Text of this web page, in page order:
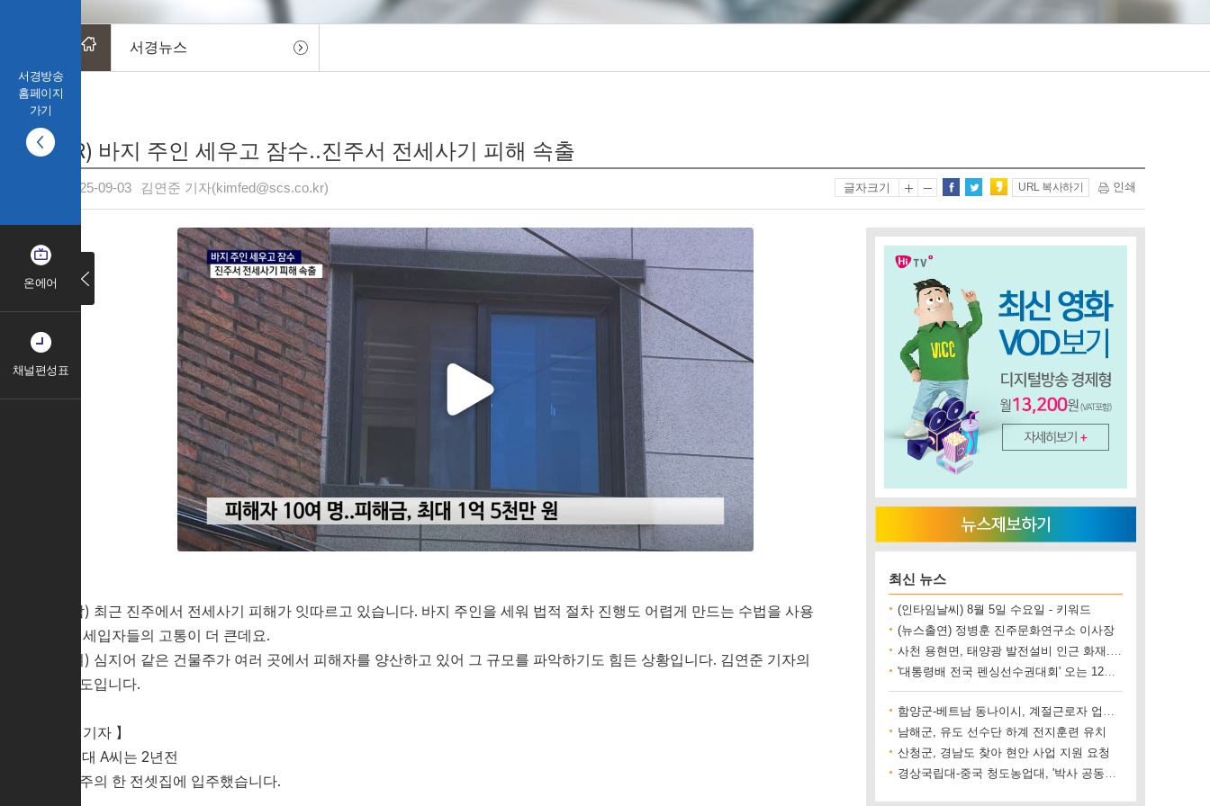
서경방송
홈페이지
가기
온에어
채널편성표
서경뉴스
(R) 바지 주인 세우고 잠수..진주서 전세사기 피해 속출
2025-09-03 김연준 기자(kimfed@scs.co.kr) 글자크기 URL 복사하기 인쇄
(남) 최근 진주에서 전세사기 피해가 잇따르고 있습니다. 바지 주인을 세워 법적 절차 진행도 어렵게 만드는 수법을 사용
해 세입자들의 고통이 더 큰데요.
(여) 심지어 같은 건물주가 여러 곳에서 피해자를 양산하고 있어 그 규모를 파악하기도 힘든 상황입니다. 김연준 기자의
보도입니다.
【 기자 】
20대 A씨는 2년전
진주의 한 전셋집에 입주했습니다.
최신 뉴스
(인타임날씨) 8월 5일 수요일 - 키워드
(뉴스출연) 정병훈 진주문화연구소 이사장
사천 용현면, 태양광 발전설비 인근 화재..재산 피해 500만 원 상당
'대통령배 전국 펜싱선수권대회' 오는 12일 진주에서 개최
함양군-베트남 동나이시, 계절근로자 업무협약 체결
남해군, 유도 선수단 하계 전지훈련 유치
산청군, 경남도 찾아 현안 사업 지원 요청
경상국립대-중국 청도농업대, '박사 공동양성' 업무협약 체결